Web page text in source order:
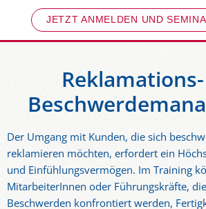
JETZT ANMELDEN UND
Der Umgang mit Kunden, die sich
reklamieren möchten, erfordert ein
und Einfühlungsvermögen. Im Training
MitarbeiterInnen oder Führungskräfte,
Beschwerden konfrontiert werden,